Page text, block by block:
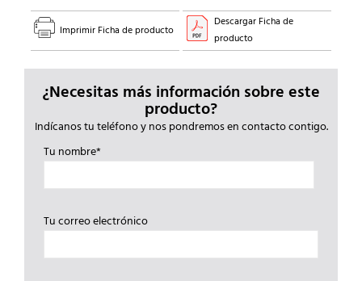
Imprimir Ficha de producto
Descargar Ficha de
producto
¿Necesitas más información sobre este
producto?
Indícanos tu teléfono y nos pondremos en contacto contigo.
Tu nombre*
Tu correo electrónico